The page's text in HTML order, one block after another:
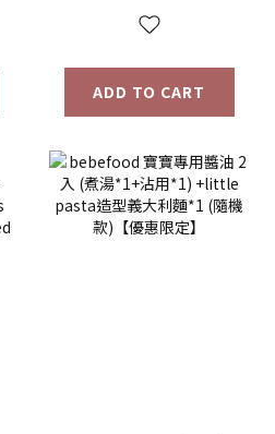
ADD TO CART